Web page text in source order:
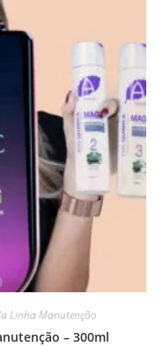
Linha Manutenção
– 300ml